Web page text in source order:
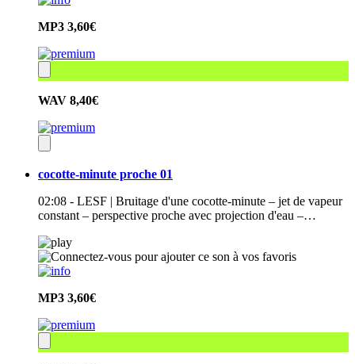
MP3 3,60€
WAV 8,40€
cocotte-minute proche 01
02:08 - LESF | Bruitage d'une cocotte-minute – jet de vapeur
constant – perspective proche avec projection d'eau –…
MP3 3,60€